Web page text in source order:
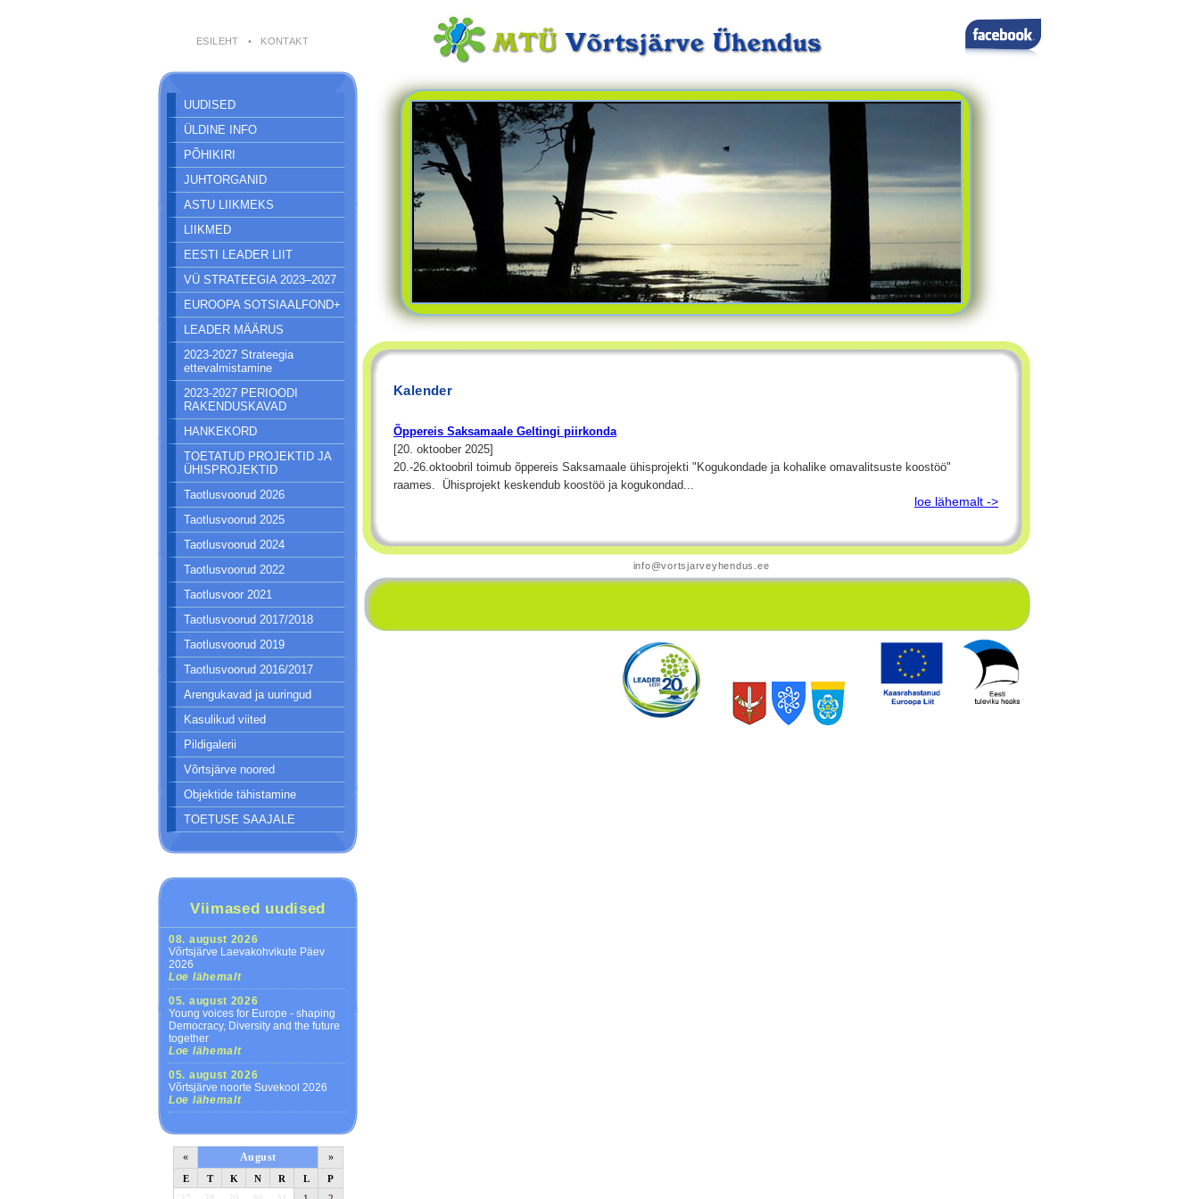
ESILEHT • KONTAKT
UUDISED
ÜLDINE INFO
PÕHIKIRI
JUHTORGANID
ASTU LIIKMEKS
LIIKMED
EESTI LEADER LIIT
VÜ STRATEEGIA 2023–2027
EUROOPA SOTSIAALFOND+
LEADER MÄÄRUS
2023-2027 Strateegia
ettevalmistamine
2023-2027 PERIOODI
RAKENDUSKAVAD
HANKEKORD
TOETATUD PROJEKTID JA
ÜHISPROJEKTID
Taotlusvoorud 2026
Taotlusvoorud 2025
Taotlusvoorud 2024
Taotlusvoorud 2022
Taotlusvoor 2021
Taotlusvoorud 2017/2018
Taotlusvoorud 2019
Taotlusvoorud 2016/2017
Arengukavad ja uuringud
Kasulikud viited
Pildigalerii
Võrtsjärve noored
Objektide tähistamine
TOETUSE SAAJALE
Viimased uudised
08. august 2026
Võrtsjärve Laevakohvikute Päev
2026
Loe lähemalt
05. august 2026
Young voices for Europe - shaping
Democracy, Diversity and the future
together
Loe lähemalt
05. august 2026
Võrtsjärve noorte Suvekool 2026
Loe lähemalt
« August »
E T K N R L
P
Kalender
Õppereis Saksamaale Geltingi piirkonda
[20. oktoober 2025]
20.-26.oktoobril toimub õppereis Saksamaale ühisprojekti "Kogukondade ja kohalike omavalitsuste koostöö"
raames. Ühisprojekt keskendub koostöö ja kogukondad...
loe lähemalt ->
info@vortsjarveyhendus.ee